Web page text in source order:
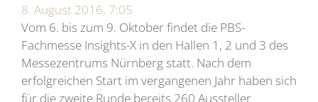
8. August 2016, 7:05
Vom 6. bis zum 9. Oktober findet die PBS-
Fachmesse Insights-X in den Hallen 1, 2 und 3 des
Messezentrums Nürnberg statt. Nach dem
erfolgreichen Start im vergangenen Jahr haben sich
für die zweite Runde bereits 260 Aussteller